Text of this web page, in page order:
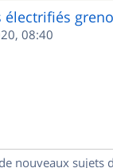
électrifiés
08:40
nouveaux sujets